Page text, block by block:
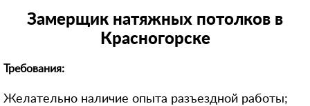
Замерщик натяжных потолков в
Красногорске
Требования:
Желательно наличие опыта разъездной работы;